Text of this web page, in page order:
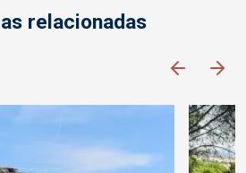
relacionadas